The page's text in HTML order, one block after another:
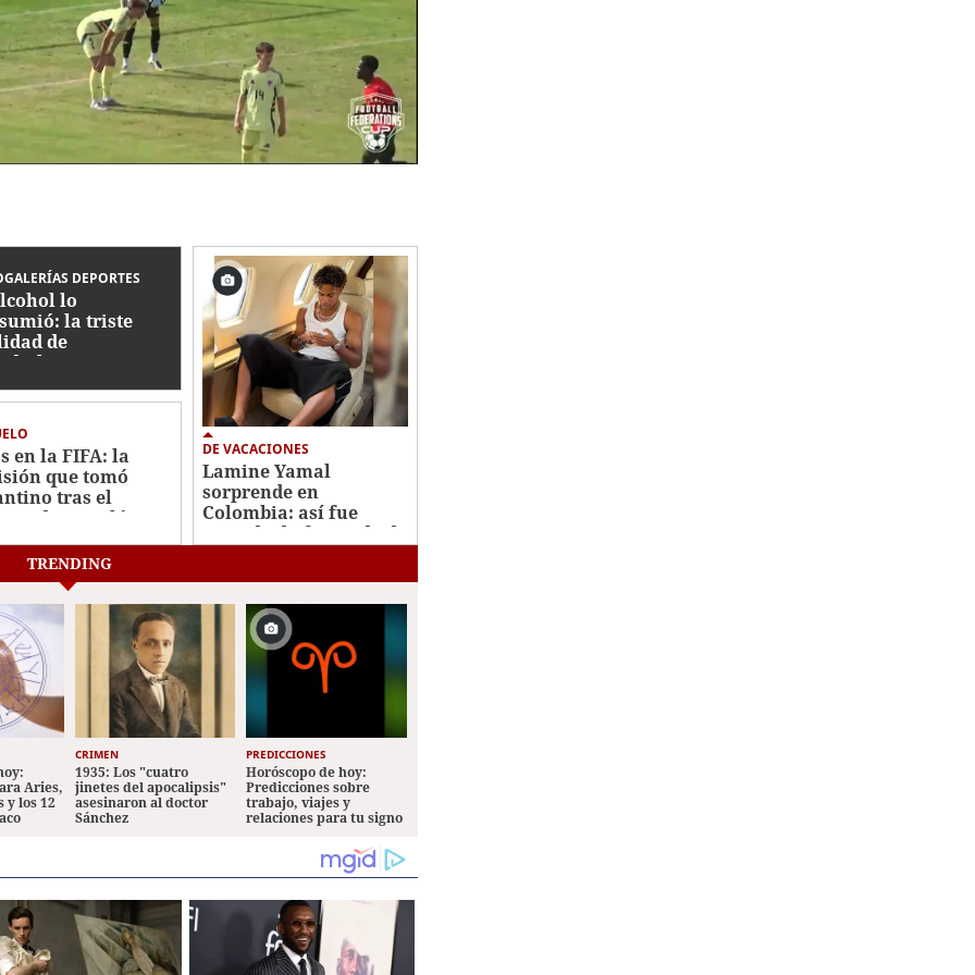
DEPORTES
lo
la triste
de
con
en la FIFA: la
que tomó
tras el
de su polémico
millonario
DE VACACIONES
Lamine Yamal
sorprende en
Colombia: así fue
captado disfrutando de
TRENDING
Aries,
y los 12
CRIMEN
1935: Los "cuatro
jinetes del apocalipsis"
asesinaron al doctor
Sánchez
PREDICCIONES
Horóscopo de hoy:
Predicciones sobre
trabajo, viajes y
relaciones para tu signo